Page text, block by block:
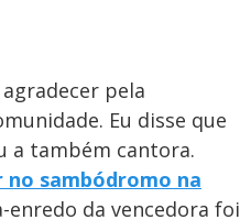
pela
Eu disse que
a também cantora.
sambódromo na
enredo da vencedora foi